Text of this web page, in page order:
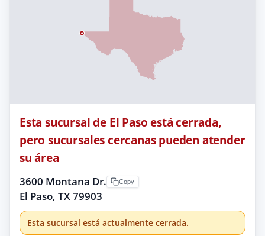
Esta sucursal de El Paso está cerrada,
pero sucursales cercanas pueden atender
su área
3600 Montana Dr.
El Paso, TX 79903
Copy
Esta sucursal está actualmente cerrada.